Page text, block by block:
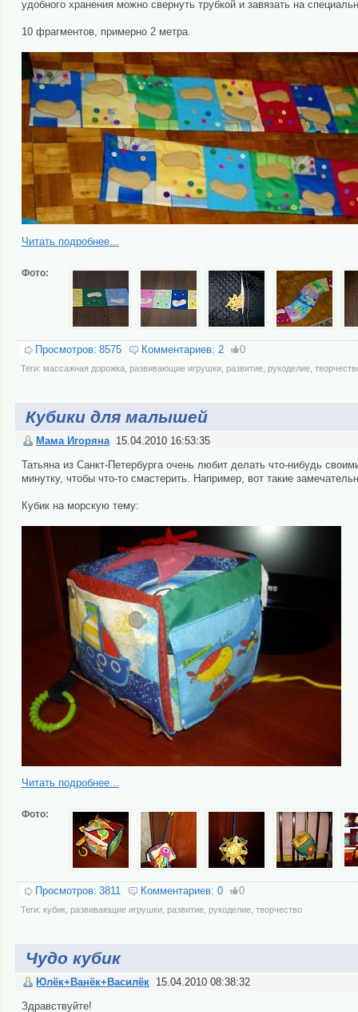
удобного хранения можно свернуть трубкой и завязать на
10 фрагментов, примерно 2 метра.
Читать подробнее...
Фото:
Просмотров: 8575 Комментариев: 2 0
Теги: массажная дорожка, развивающие игрушки, развитие, рукоделие,
Кубики для малышей
Мама Игоряна 15.04.2010 16:53:35
Татьяна из Санкт-Петербурга очень любит делать что-нибудь
минутку, чтобы что-то смастерить. Например, вот такие
Кубик на морскую тему:
Читать подробнее...
Фото:
Просмотров: 3811 Комментариев: 0 0
Теги: кубик, развивающие игрушки, развитие, рукоделие, творчество
Чудо кубик
Юлёк+Ванёк+Василёк 15.04.2010 08:38:32
Здравствуйте!